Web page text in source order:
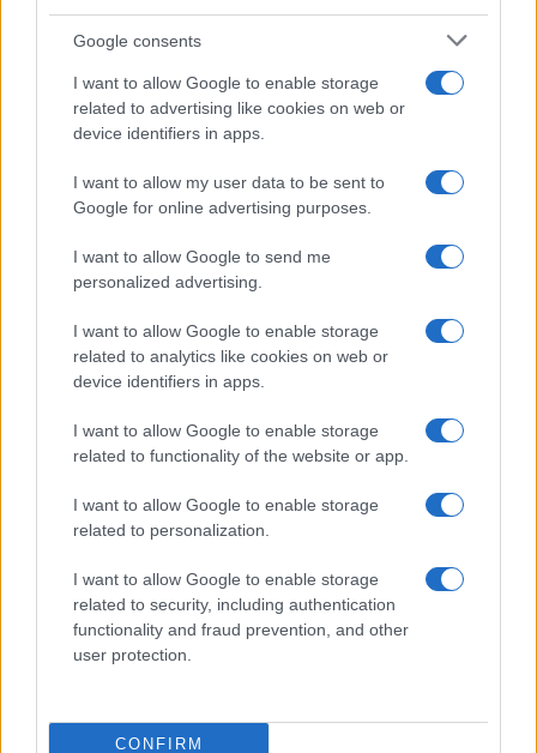
Google consents
I want to allow Google to enable storage
related to advertising like cookies on web or
device identifiers in apps.
I want to allow my user data to be sent to
Google for online advertising purposes.
I want to allow Google to send me
personalized advertising.
I want to allow Google to enable storage
related to analytics like cookies on web or
device identifiers in apps.
I want to allow Google to enable storage
related to functionality of the website or app.
I want to allow Google to enable storage
related to personalization.
I want to allow Google to enable storage
related to security, including authentication
functionality and fraud prevention, and other
user protection.
CONFIRM